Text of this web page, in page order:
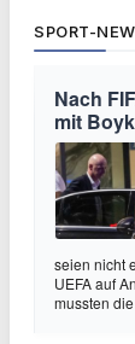
SPORT-
Nach
mit
seien nicht
UEFA auf
mussten die